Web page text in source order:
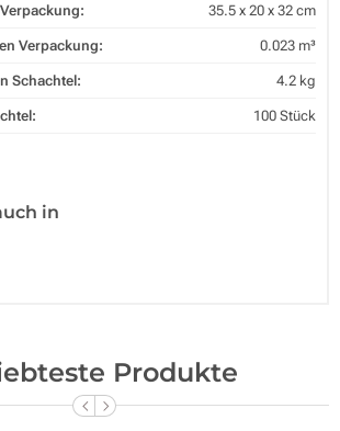
35.5 x 20 x 32 cm
Verpackung: 0.023 m³
Schachtel: 4.2 kg
100 Stück
in
Produkte